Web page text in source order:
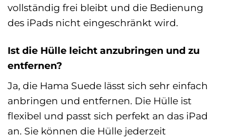
vollständig frei bleibt und die Bedienung
des iPads nicht eingeschränkt wird.
Ist die Hülle leicht anzubringen und zu
entfernen?
Ja, die Hama Suede lässt sich sehr einfach
anbringen und entfernen. Die Hülle ist
flexibel und passt sich perfekt an das iPad
an. Sie können die Hülle jederzeit